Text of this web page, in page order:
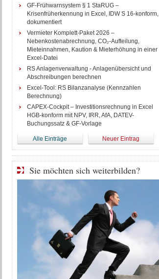
GF-Frühwarnsystem § 1 StaRUG –
Krisenfrüherkennung in Excel, IDW S 16-konform,
dokumentiert
Vermieter Komplett-Paket 2026 –
Nebenkostenabrechnung, CO₂-Aufteilung,
Mieteinnahmen, Kaution & Mieterhöhung in einer
Excel-Datei
RS Anlagenverwaltung - Anlagenübersicht und
Abschreibungen berechnen
Excel-Tool: RS Bilanzanalyse (Kennzahlen
Berechnung)
CAPEX-Cockpit – Investitionsrechnung in Excel
HGB-konform mit NPV, IRR, AfA, DATEV-
Buchungssatz & GF-Vorlage
Alle Einträge Neuer Eintrag
Sie möchten sich weiterbilden?